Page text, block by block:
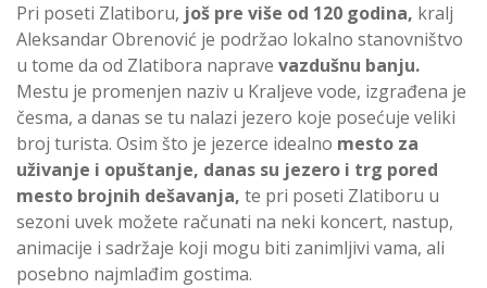
Pri poseti Zlatiboru, još pre više od 120 godina, kralj
Aleksandar Obrenović je podržao lokalno stanovništvo
u tome da od Zlatibora naprave vazdušnu banju.
Mestu je promenjen naziv u Kraljeve vode, izgrađena je
česma, a danas se tu nalazi jezero koje posećuje veliki
broj turista. Osim što je jezerce idealno mesto za
uživanje i opuštanje, danas su jezero i trg pored
mesto brojnih dešavanja, te pri poseti Zlatiboru u
sezoni uvek možete računati na neki koncert, nastup,
animacije i sadržaje koji mogu biti zanimljivi vama, ali
posebno najmlađim gostima.